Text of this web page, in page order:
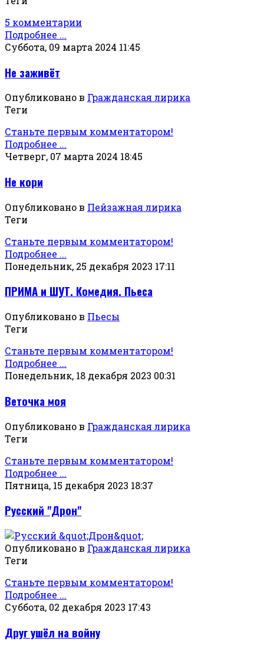
5 комментарии
Подробнее ...
Суббота, 09 марта 2024 11:45
Не заживёт
Опубликовано в Гражданская лирика
Теги
Станьте первым комментатором!
Подробнее ...
Четверг, 07 марта 2024 18:45
Не кори
Опубликовано в Пейзажная лирика
Теги
Станьте первым комментатором!
Подробнее ...
Понедельник, 25 декабря 2023 17:11
ПРИМА и ШУТ. Комедия. Пьеса
Опубликовано в Пьесы
Теги
Станьте первым комментатором!
Подробнее ...
Понедельник, 18 декабря 2023 00:31
Веточка моя
Опубликовано в Гражданская лирика
Теги
Станьте первым комментатором!
Подробнее ...
Пятница, 15 декабря 2023 18:37
Русский "Дрон"
Опубликовано в Гражданская лирика
Теги
Станьте первым комментатором!
Подробнее ...
Суббота, 02 декабря 2023 17:43
Друг ушёл на войну